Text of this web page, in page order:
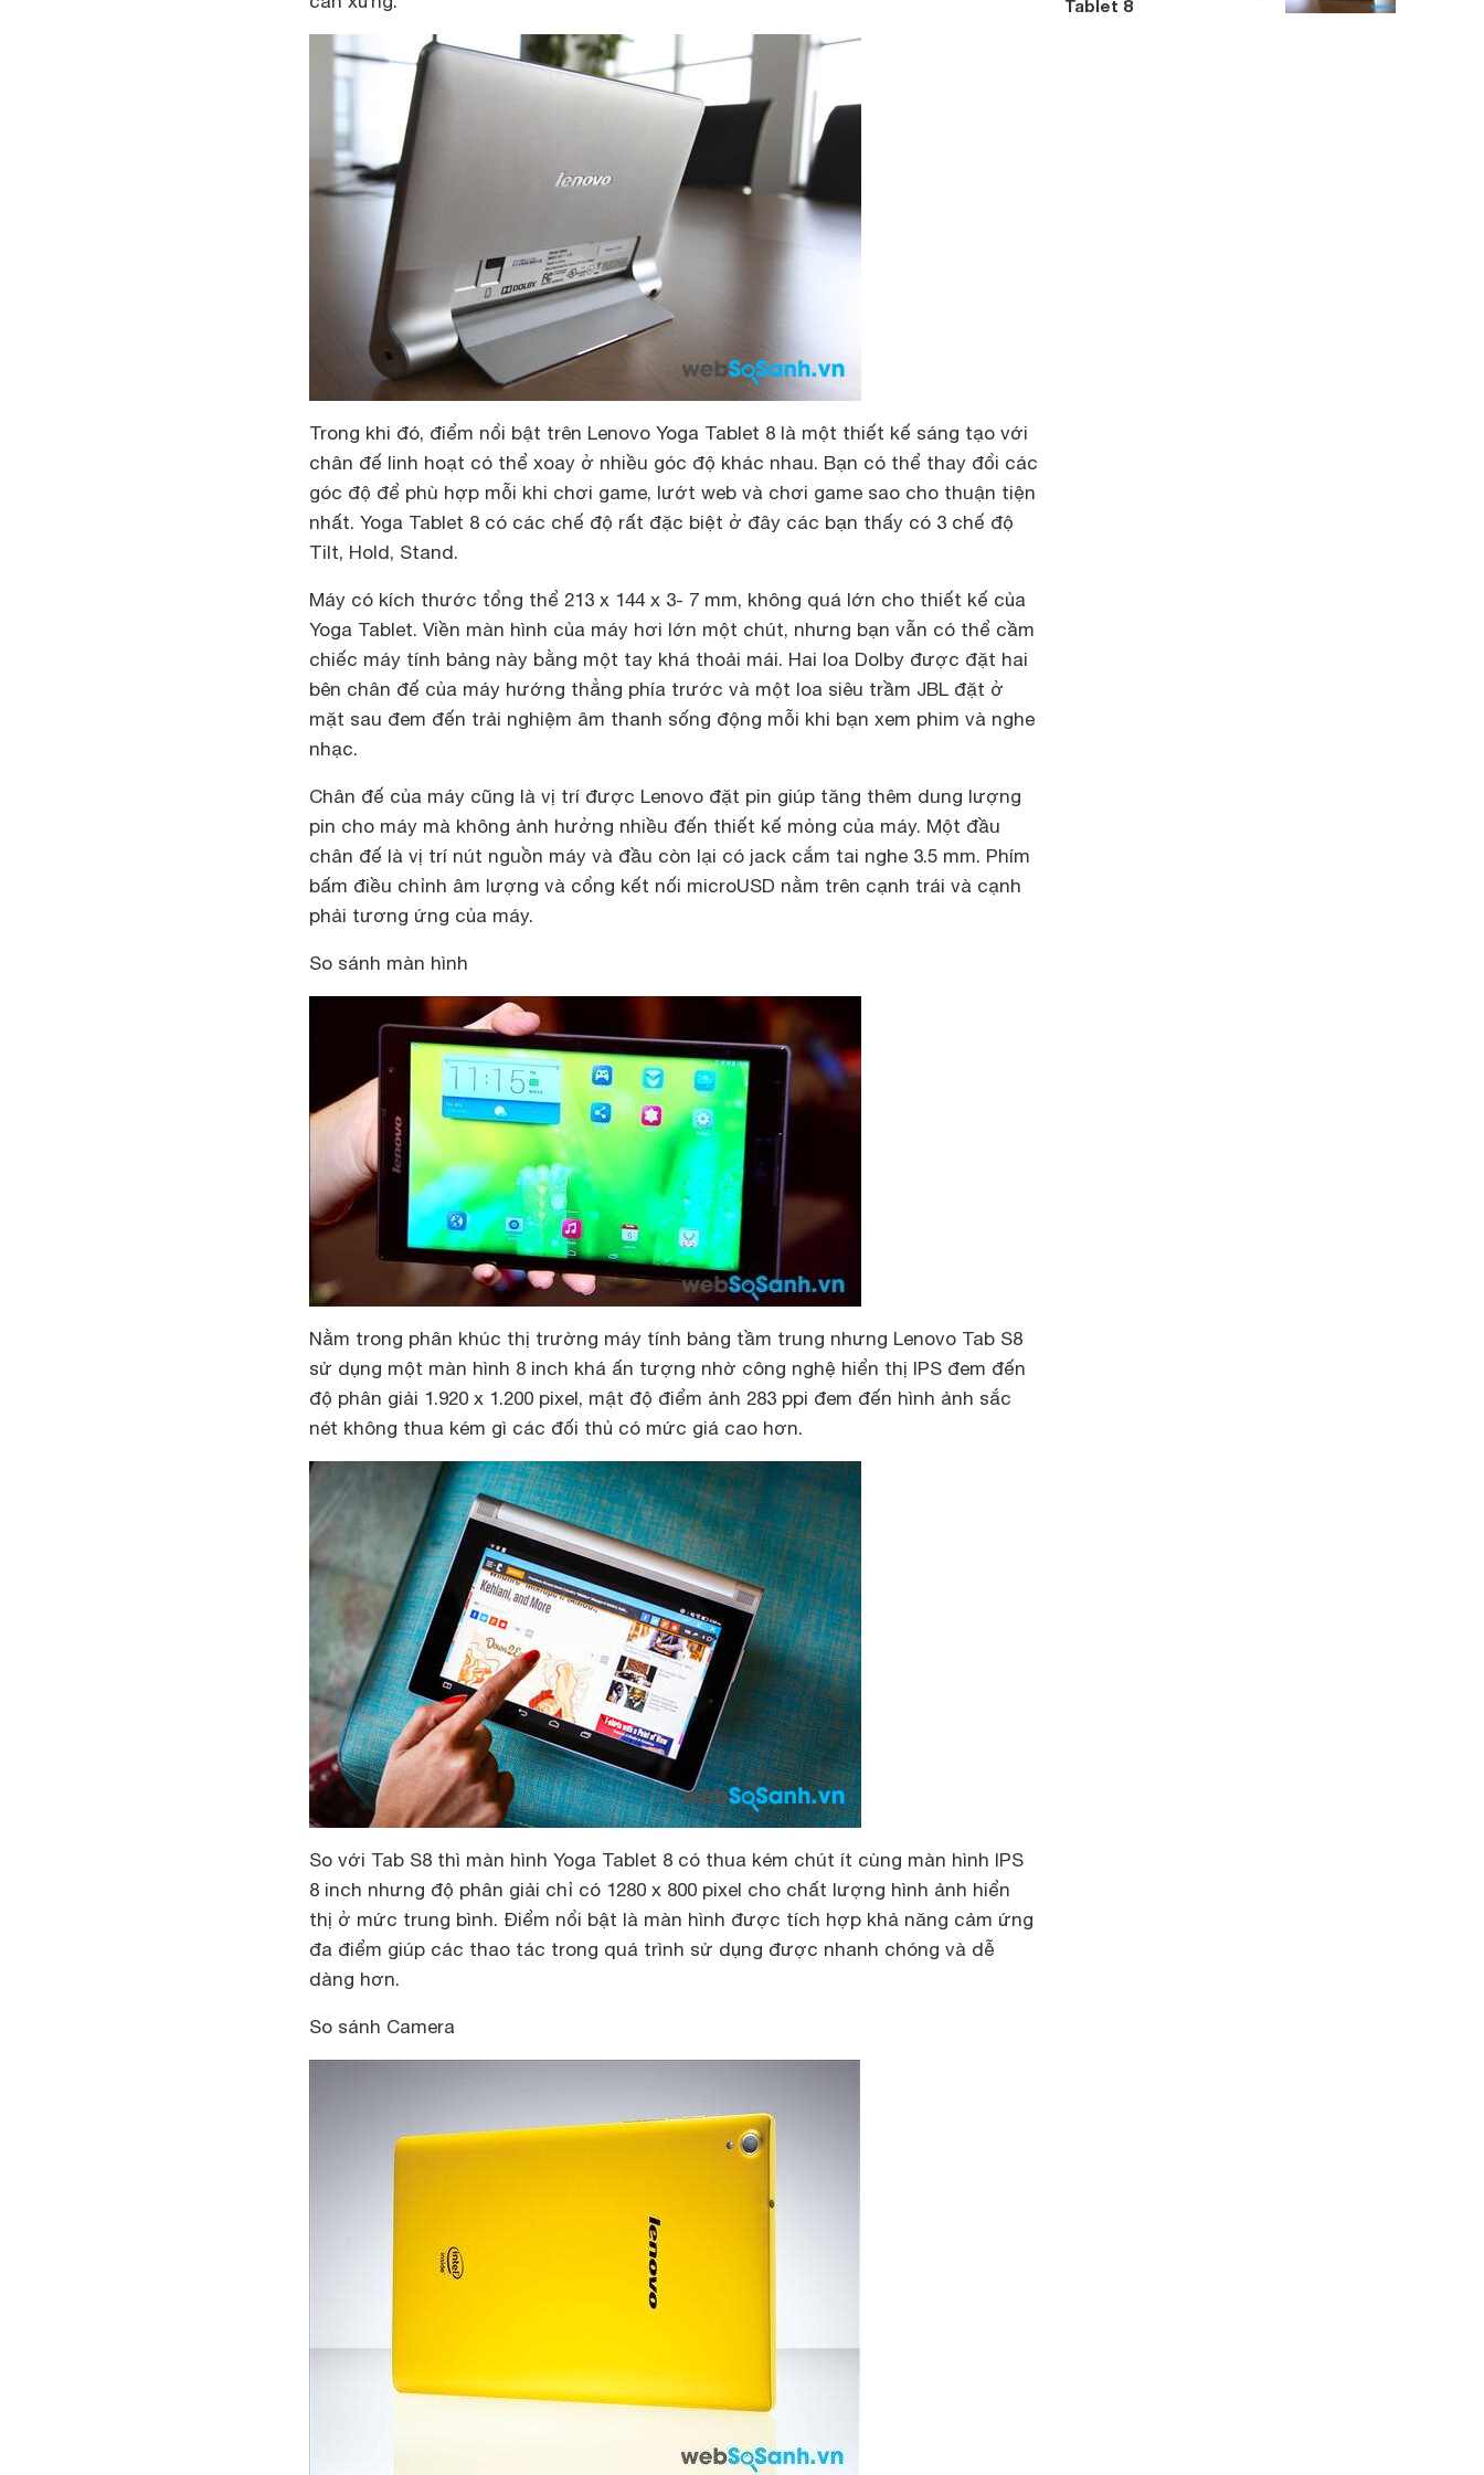
Trong khi đó, điểm nổi bật trên Lenovo Yoga Tablet 8 là một thiết kế sáng tạo với
chân đế linh hoạt có thể xoay ở nhiều góc độ khác nhau. Bạn có thể thay đổi các
góc độ để phù hợp mỗi khi chơi game, lướt web và chơi game sao cho thuận tiện
nhất. Yoga Tablet 8 có các chế độ rất đặc biệt ở đây các bạn thấy có 3 chế độ
Tilt, Hold, Stand.
Máy có kích thước tổng thể 213 x 144 x 3- 7 mm, không quá lớn cho thiết kế của
Yoga Tablet. Viền màn hình của máy hơi lớn một chút, nhưng bạn vẫn có thể cầm
chiếc máy tính bảng này bằng một tay khá thoải mái. Hai loa Dolby được đặt hai
bên chân đế của máy hướng thẳng phía trước và một loa siêu trầm JBL đặt ở
mặt sau đem đến trải nghiệm âm thanh sống động mỗi khi bạn xem phim và nghe
nhạc.
Chân đế của máy cũng là vị trí được Lenovo đặt pin giúp tăng thêm dung lượng
pin cho máy mà không ảnh hưởng nhiều đến thiết kế mỏng của máy. Một đầu
chân đế là vị trí nút nguồn máy và đầu còn lại có jack cắm tai nghe 3.5 mm. Phím
bấm điều chỉnh âm lượng và cổng kết nối microUSD nằm trên cạnh trái và cạnh
phải tương ứng của máy.
So sánh màn hình
Nằm trong phân khúc thị trường máy tính bảng tầm trung nhưng Lenovo Tab S8
sử dụng một màn hình 8 inch khá ấn tượng nhờ công nghệ hiển thị IPS đem đến
độ phân giải 1.920 x 1.200 pixel, mật độ điểm ảnh 283 ppi đem đến hình ảnh sắc
nét không thua kém gì các đối thủ có mức giá cao hơn.
So với Tab S8 thì màn hình Yoga Tablet 8 có thua kém chút ít cùng màn hình IPS
8 inch nhưng độ phân giải chỉ có 1280 x 800 pixel cho chất lượng hình ảnh hiển
thị ở mức trung bình. Điểm nổi bật là màn hình được tích hợp khả năng cảm ứng
đa điểm giúp các thao tác trong quá trình sử dụng được nhanh chóng và dễ
dàng hơn.
So sánh Camera
Tablet 8